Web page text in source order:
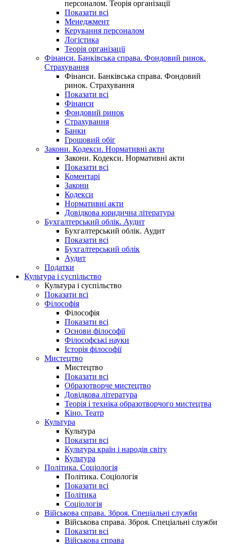
персоналом. Теорія організації
Показати всі
Менеджмент
Керування персоналом
Логістика
Теорія організації
Фінанси. Банківська справа. Фондовий ринок.
Страхування
Фінанси. Банківська справа. Фондовий
ринок. Страхування
Показати всі
Фінанси
Фондовий ринок
Страхування
Банки
Грошовий обіг
Закони. Кодекси. Нормативні акти
Закони. Кодекси. Нормативні акти
Показати всі
Коментарі
Закони
Кодекси
Нормативні акти
Довідкова юридична література
Бухгалтерський облік. Аудит
Бухгалтерський облік. Аудит
Показати всі
Бухгалтерський облік
Аудит
Податки
Культура і суспільство
Культура і суспільство
Показати всі
Філософія
Філософія
Показати всі
Основи філософії
Філософські науки
Історія філософії
Мистецтво
Мистецтво
Показати всі
Образотворче мистецтво
Довідкова література
Теорія і техніка образотворчого мистецтва
Кіно. Театр
Культура
Культура
Показати всі
Культура країн і народів світу
Культура
Політика. Соціологія
Політика. Соціологія
Показати всі
Політика
Соціологія
Військова справа. Зброя. Спеціальні служби
Військова справа. Зброя. Спеціальні служби
Показати всі
Військова справа